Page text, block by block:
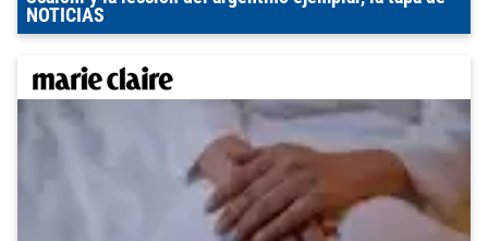
NOTICIAS